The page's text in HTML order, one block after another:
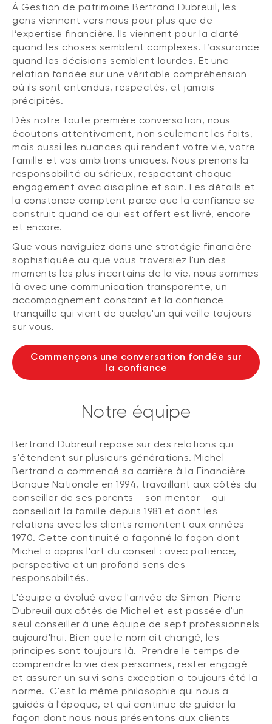
À Gestion de patrimoine Bertrand Dubreuil, les
gens viennent vers nous pour plus que de
l’expertise financière. Ils viennent pour la clarté
quand les choses semblent complexes. L’assurance
quand les décisions semblent lourdes. Et une
relation fondée sur une véritable compréhension
où ils sont entendus, respectés, et jamais
précipités.
Dès notre toute première conversation, nous
écoutons attentivement, non seulement les faits,
mais aussi les nuances qui rendent votre vie, votre
famille et vos ambitions uniques. Nous prenons la
responsabilité au sérieux, respectant chaque
engagement avec discipline et soin. Les détails et
la constance comptent parce que la confiance se
construit quand ce qui est offert est livré, encore
et encore.
Que vous naviguiez dans une stratégie financière
sophistiquée ou que vous traversiez l'un des
moments les plus incertains de la vie, nous sommes
là avec une communication transparente, un
accompagnement constant et la confiance
tranquille qui vient de quelqu'un qui veille toujours
sur vous.
Commençons une conversation fondée sur
la confiance
Notre équipe
Bertrand Dubreuil repose sur des relations qui
s'étendent sur plusieurs générations. Michel
Bertrand a commencé sa carrière à la Financière
Banque Nationale en 1994, travaillant aux côtés du
conseiller de ses parents – son mentor – qui
conseillait la famille depuis 1981 et dont les
relations avec les clients remontent aux années
1970. Cette continuité a façonné la façon dont
Michel a appris l'art du conseil : avec patience,
perspective et un profond sens des
responsabilités.
L'équipe a évolué avec l'arrivée de Simon-Pierre
Dubreuil aux côtés de Michel et est passée d'un
seul conseiller à une équipe de sept professionnels
aujourd'hui. Bien que le nom ait changé, les
principes sont toujours là. Prendre le temps de
comprendre la vie des personnes, rester engagé
et assurer un suivi sans exception a toujours été la
norme. C'est la même philosophie qui nous a
guidés à l'époque, et qui continue de guider la
façon dont nous nous présentons aux clients